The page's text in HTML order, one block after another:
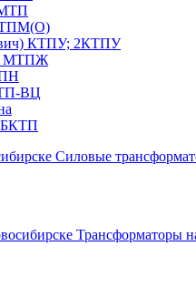
КТПУ; 2КТПУ
МТПЖ
ВЦ
Силовые
Трансформаторы